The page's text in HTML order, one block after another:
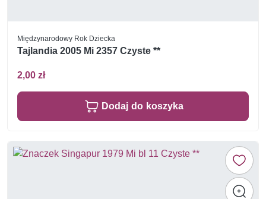
Międzynarodowy Rok Dziecka
Tajlandia 2005 Mi 2357 Czyste **
2,00 zł
Dodaj do koszyka